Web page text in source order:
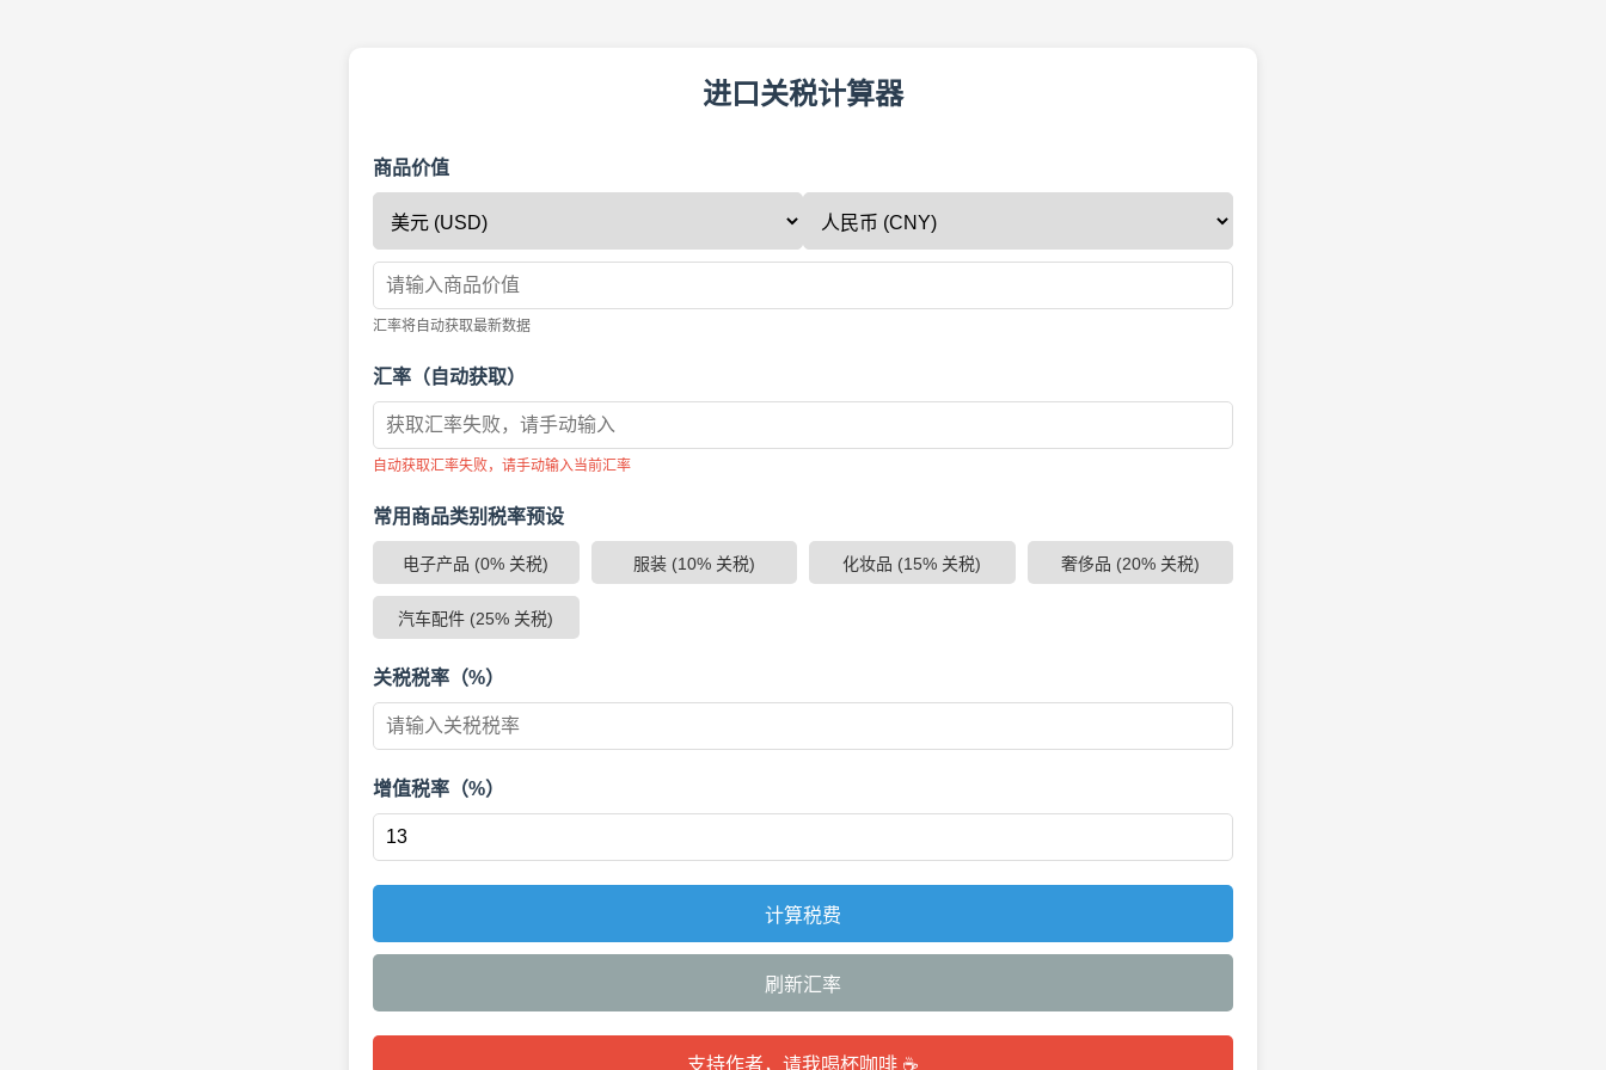
进口关税计算器
商品价值
汇率将自动获取最新数据
汇率（自动获取）
自动获取汇率失败，请手动输入当前汇率
常用商品类别税率预设
电子产品 (0% 关税) 服装 (10% 关税) 化妆品 (15% 关税) 奢侈品 (20% 关税)
汽车配件 (25% 关税)
关税税率（%）
增值税率（%）
计算税费
刷新汇率
支持作者，请我喝杯咖啡 ☕